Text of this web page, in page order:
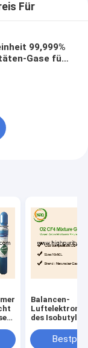
Für
99,999%
Gase für
Balancen-
des
100 PPMs